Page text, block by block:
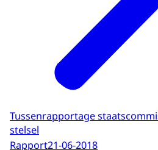
Tussenrapportage
stelsel
Rapport21-06-2018